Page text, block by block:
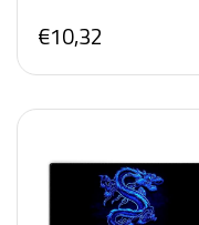
Gaming Mousepad
€10,32